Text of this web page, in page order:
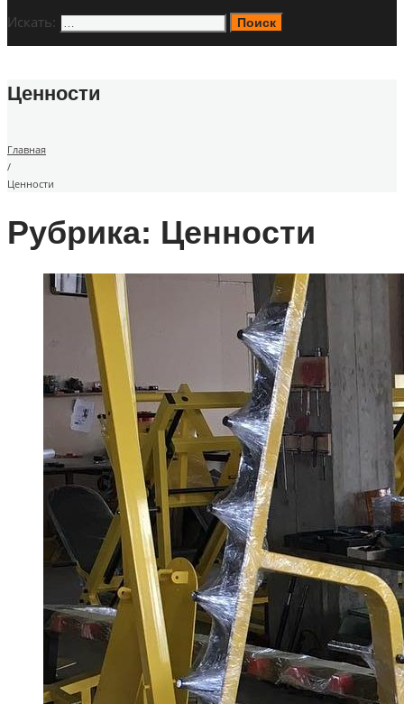
Искать: Поиск
Ценности
Главная
/
Ценности
Рубрика: Ценности